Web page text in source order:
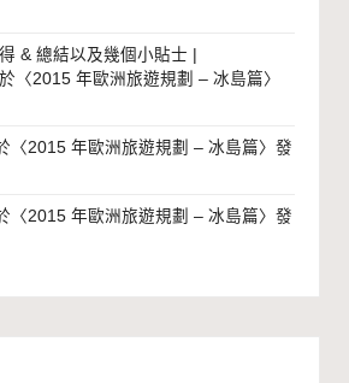
& 總結以及幾個小貼士 |
〈2015 年歐洲旅遊規劃 – 冰島篇〉
〈2015 年歐洲旅遊規劃 – 冰島篇〉發
〈2015 年歐洲旅遊規劃 – 冰島篇〉發